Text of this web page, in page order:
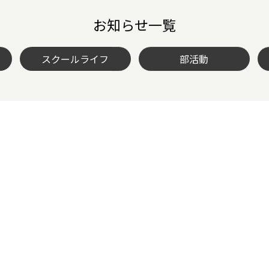
お知らせ一覧
スクールライフ 部活動